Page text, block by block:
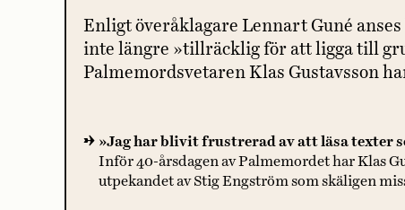
Enligt överåklagare Lennart Guné
inte längre »tillräcklig för att ligga till
Palmemordsvetaren Klas Gustavsson
»Jag har blivit frustrerad av att läsa texter
Inför 40-årsdagen av Palmemordet har Klas
utpekandet av Stig Engström som skäligen